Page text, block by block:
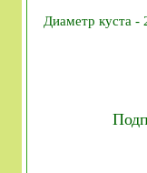
Диаметр куста -